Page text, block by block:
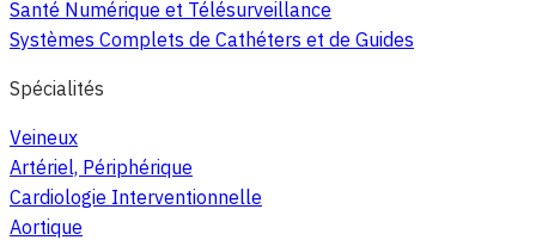
Santé Numérique et Télésurveillance
Systèmes Complets de Cathéters et de Guides
Spécialités
Veineux
Artériel, Périphérique
Cardiologie Interventionnelle
Aortique